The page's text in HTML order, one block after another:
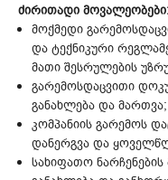
ძირითადი
მოქმედი
და ტექნიკური
მათი შესრულების
გარემოსდაცვითი
განახლება და მართვა;
კომპანიის გარემოს
დანერგვა და
სახიფათო